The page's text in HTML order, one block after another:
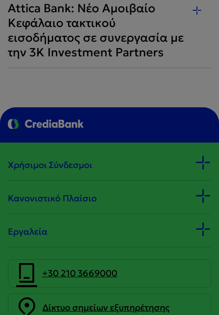
Attica Bank: Νέο Αμοιβαίο
Κεφάλαιο τακτικού
εισοδήματος σε συνεργασία με
την 3Κ Investment Partners
Χρήσιμοι Σύνδεσμοι
Κανονιστικό Πλαίσιο
Εργαλεία
+30 210 3669000
Δίκτυο σημείων εξυπηρέτησης